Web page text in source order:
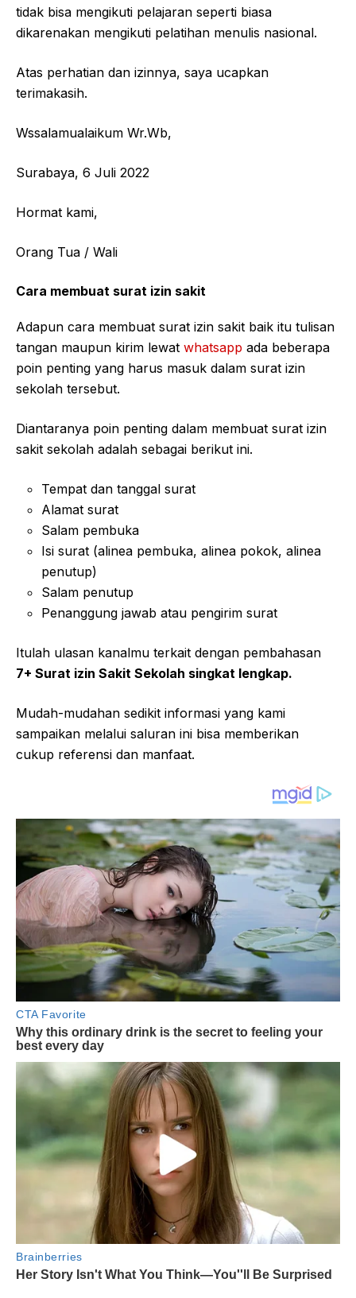
tidak bisa mengikuti pelajaran seperti biasa
dikarenakan mengikuti pelatihan menulis nasional.
Atas perhatian dan izinnya, saya ucapkan
terimakasih.
Wssalamualaikum Wr.Wb,
Surabaya, 6 Juli 2022
Hormat kami,
Orang Tua / Wali
Cara membuat surat izin sakit
Adapun cara membuat surat izin sakit baik itu tulisan
tangan maupun kirim lewat whatsapp ada beberapa
poin penting yang harus masuk dalam surat izin
sekolah tersebut.
Diantaranya poin penting dalam membuat surat izin
sakit sekolah adalah sebagai berikut ini.
Tempat dan tanggal surat
Alamat surat
Salam pembuka
Isi surat (alinea pembuka, alinea pokok, alinea
penutup)
Salam penutup
Penanggung jawab atau pengirim surat
Itulah ulasan kanalmu terkait dengan pembahasan
7+ Surat izin Sakit Sekolah singkat lengkap.
Mudah-mudahan sedikit informasi yang kami
sampaikan melalui saluran ini bisa memberikan
cukup referensi dan manfaat.